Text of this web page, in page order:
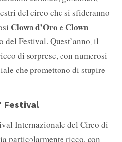
del circo che si sfideranno
Clown d’Oro e Clown
del Festival. Quest’anno, il
di sorprese, con numerosi
che promettono di stupire
Festival
Internazionale del Circo di
particolarmente ricco, con